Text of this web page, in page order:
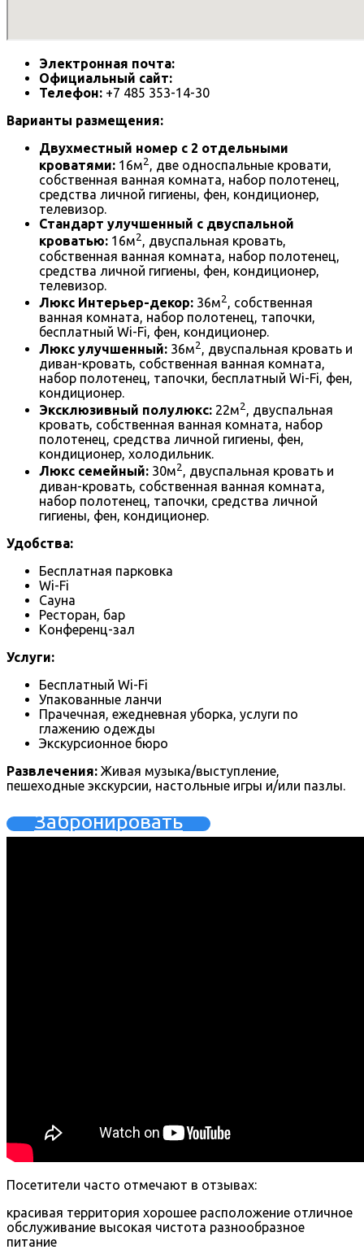
Электронная почта:
Официальный сайт:
Телефон: +7 485 353-14-30
Варианты размещения:
Двухместный номер с 2 отдельными
кроватями: 16м2 , две односпальные кровати,
собственная ванная комната, набор полотенец,
средства личной гигиены, фен, кондиционер,
телевизор.
Стандарт улучшенный с двуспальной
кроватью: 16м2, двуспальная кровать,
собственная ванная комната, набор полотенец,
средства личной гигиены, фен, кондиционер,
телевизор.
Люкс Интерьер-декор: 36м2 , собственная
ванная комната, набор полотенец, тапочки,
бесплатный Wi-Fi, фен, кондиционер.
Люкс улучшенный: 36м2 , двуспальная кровать и
диван-кровать, собственная ванная комната,
набор полотенец, тапочки, бесплатный Wi-Fi, фен,
кондиционер.
Эксклюзивный полулюкс: 22м2, двуспальная
кровать, собственная ванная комната, набор
полотенец, средства личной гигиены, фен,
кондиционер, холодильник.
Люкс семейный: 30м2, двуспальная кровать и
диван-кровать, собственная ванная комната,
набор полотенец, тапочки, средства личной
гигиены, фен, кондиционер.
Удобства:
Бесплатная парковка
Wi-Fi
Сауна
Ресторан, бар
Конференц-зал
Услуги:
Бесплатный Wi-Fi
Упакованные ланчи
Прачечная, ежедневная уборка, услуги по
глажению одежды
Экскурсионное бюро
Развлечения: Живая музыка/выступление,
пешеходные экскурсии, настольные игры и/или пазлы.
Забронировать
Посетители часто отмечают в отзывах:
красивая территория хорошее расположение отличное
обслуживание высокая чистота разнообразное
питание